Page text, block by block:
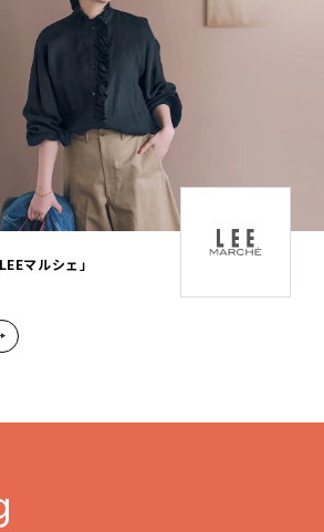
にときめく。大人カ